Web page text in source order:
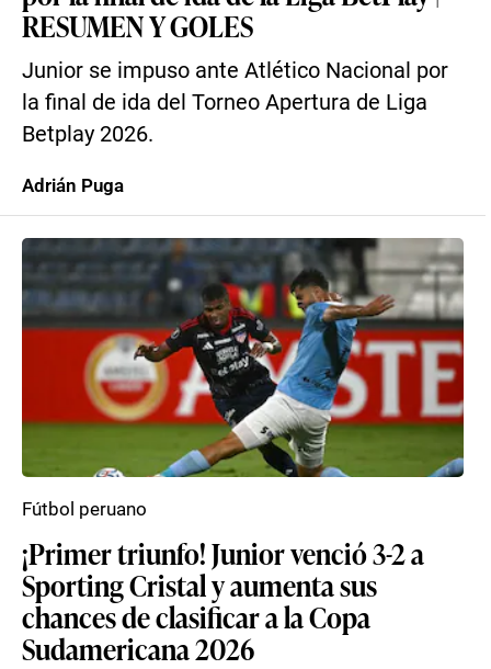
RESUMEN Y GOLES
Junior se impuso ante Atlético Nacional por
la final de ida del Torneo Apertura de Liga
Betplay 2026.
Adrián Puga
¡Primer triunfo! Junior venció 3-2 a
Sporting Cristal y aumenta sus
chances de clasificar a la Copa
Sudamericana 2026
Fútbol peruano